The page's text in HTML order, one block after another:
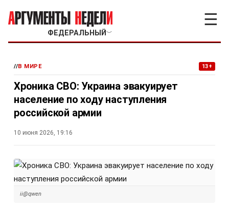
ФЕДЕРАЛЬНЫЙ ﹀
☰
//В МИРЕ 13+
Хроника СВО: Украина эвакуирует
население по ходу наступления
российской армии
10 июня 2026, 19:16
ii@qwen